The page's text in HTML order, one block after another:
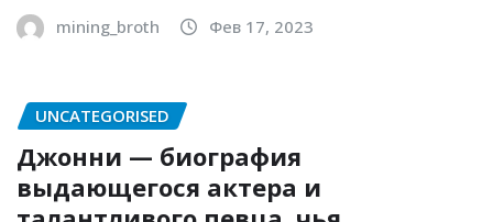
mining_broth Фев 17, 2023
UNCATEGORISED
Джонни — биография
выдающегося актера и